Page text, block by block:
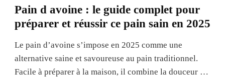
Pain d avoine : le guide complet pour
préparer et réussir ce pain sain en 2025
Le pain d’avoine s’impose en 2025 comme une
alternative saine et savoureuse au pain traditionnel.
Facile à préparer à la maison, il combine la douceur …